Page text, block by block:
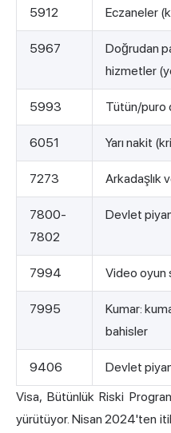
5912 Eczaneler
5967
Doğrudan
hizmetler
5993 Tütün/puro
6051 Yarı nakit
7273 Arkadaşlık
7800-
7802
Devlet
7994 Video oyun
7995
Kumar:
bahisler
9406
Devlet
Visa, Bütünlük Riski
yürütüyor. Nisan 2024'ten